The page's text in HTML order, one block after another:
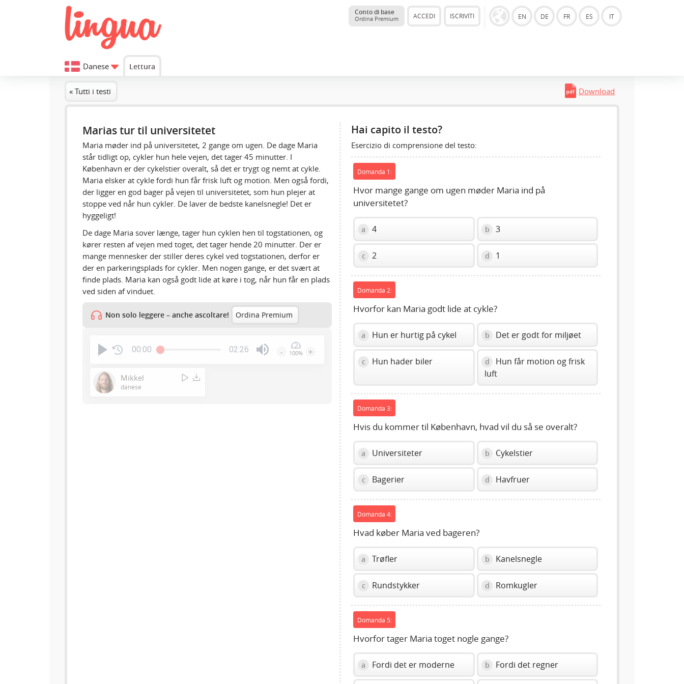
Conto di base
Ordina Premium ACCEDI ISCRIVITI EN DE FR ES IT
Danese Lettura
« Tutti i testi Download
Marias tur til universitetet
Maria møder ind på universitetet, 2 gange om ugen. De dage Maria
står tidligt op, cykler hun hele vejen, det tager 45 minutter. I
København er der cykelstier overalt, så det er trygt og nemt at cykle.
Maria elsker at cykle fordi hun får frisk luft og motion. Men også fordi,
der ligger en god bager på vejen til universitetet, som hun plejer at
stoppe ved når hun cykler. De laver de bedste kanelsnegle! Det er
hyggeligt!
De dage Maria sover længe, tager hun cyklen hen til togstationen, og
kører resten af vejen med toget, det tager hende 20 minutter. Der er
mange mennesker der stiller deres cykel ved togstationen, derfor er
der en parkeringsplads for cykler. Men nogen gange, er det svært at
finde plads. Maria kan også godt lide at køre i tog, når hun får en plads
ved siden af vinduet.
Non solo leggere – anche ascoltare! Ordina Premium
00:00 02:26 - 100% +
Mikkel
danese
Hai capito il testo?
Esercizio di comprensione del testo:
Domanda 1:
Hvor mange gange om ugen møder Maria ind på
universitetet?
a 4 b 3
c 2 d 1
Domanda 2:
Hvorfor kan Maria godt lide at cykle?
a Hun er hurtig på cykel b Det er godt for miljøet
c Hun hader biler d
Hun får motion og frisk
luft
Domanda 3:
Hvis du kommer til København, hvad vil du så se overalt?
a Universiteter b Cykelstier
c Bagerier d Havfruer
Domanda 4:
Hvad køber Maria ved bageren?
a Trøfler b Kanelsnegle
c Rundstykker d Romkugler
Domanda 5:
Hvorfor tager Maria toget nogle gange?
a Fordi det er moderne b Fordi det regner